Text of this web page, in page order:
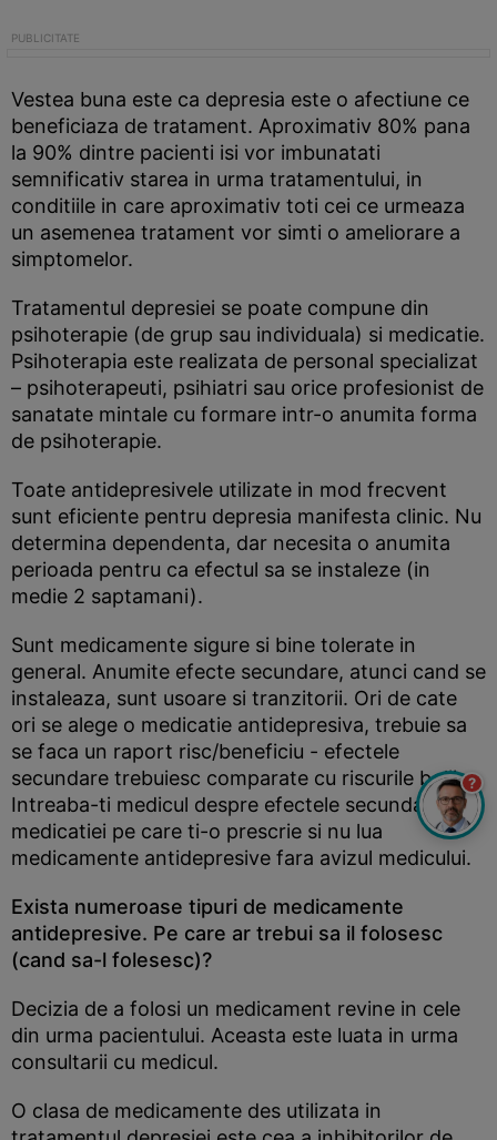
Vestea buna este ca depresia este o afectiune ce
beneficiaza de tratament. Aproximativ 80% pana
la 90% dintre pacienti isi vor imbunatati
semnificativ starea in urma tratamentului, in
conditiile in care aproximativ toti cei ce urmeaza
un asemenea tratament vor simti o ameliorare a
simptomelor.
Tratamentul depresiei se poate compune din
psihoterapie (de grup sau individuala) si medicatie.
Psihoterapia este realizata de personal specializat
– psihoterapeuti, psihiatri sau orice profesionist de
sanatate mintale cu formare intr-o anumita forma
de psihoterapie.
Toate antidepresivele utilizate in mod frecvent
sunt eficiente pentru depresia manifesta clinic. Nu
determina dependenta, dar necesita o anumita
perioada pentru ca efectul sa se instaleze (in
medie 2 saptamani).
Sunt medicamente sigure si bine tolerate in
general. Anumite efecte secundare, atunci cand se
instaleaza, sunt usoare si tranzitorii. Ori de cate
ori se alege o medicatie antidepresiva, trebuie sa
se faca un raport risc/beneficiu - efectele
secundare trebuiesc comparate cu riscurile bolii.
Intreaba-ti medicul despre efectele secundare ale
medicatiei pe care ti-o prescrie si nu lua
medicamente antidepresive fara avizul medicului.
Exista numeroase tipuri de medicamente
antidepresive. Pe care ar trebui sa il folosesc
(cand sa-l folesesc)?
Decizia de a folosi un medicament revine in cele
din urma pacientului. Aceasta este luata in urma
consultarii cu medicul.
O clasa de medicamente des utilizata in
?